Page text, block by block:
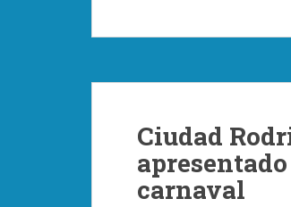
Ciudad
carnaval